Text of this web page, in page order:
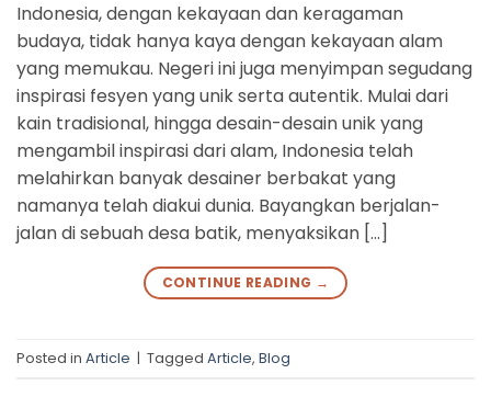
Indonesia, dengan kekayaan dan keragaman
budaya, tidak hanya kaya dengan kekayaan alam
yang memukau. Negeri ini juga menyimpan segudang
inspirasi fesyen yang unik serta autentik. Mulai dari
kain tradisional, hingga desain-desain unik yang
mengambil inspirasi dari alam, Indonesia telah
melahirkan banyak desainer berbakat yang
namanya telah diakui dunia. Bayangkan berjalan-
jalan di sebuah desa batik, menyaksikan […]
CONTINUE READING →
Posted in Article | Tagged Article, Blog